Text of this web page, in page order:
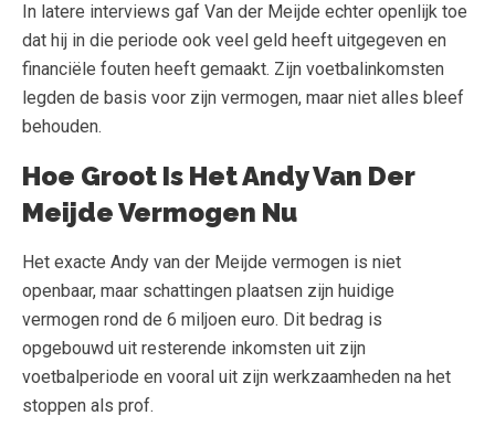
In latere interviews gaf Van der Meijde echter openlijk toe
dat hij in die periode ook veel geld heeft uitgegeven en
financiële fouten heeft gemaakt. Zijn voetbalinkomsten
legden de basis voor zijn vermogen, maar niet alles bleef
behouden.
Hoe Groot Is Het Andy Van Der
Meijde Vermogen Nu
Het exacte Andy van der Meijde vermogen is niet
openbaar, maar schattingen plaatsen zijn huidige
vermogen rond de 6 miljoen euro. Dit bedrag is
opgebouwd uit resterende inkomsten uit zijn
voetbalperiode en vooral uit zijn werkzaamheden na het
stoppen als prof.